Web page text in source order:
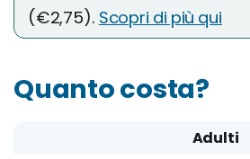
(€2,75). Scopri di più qui
Quanto costa?
Adulti